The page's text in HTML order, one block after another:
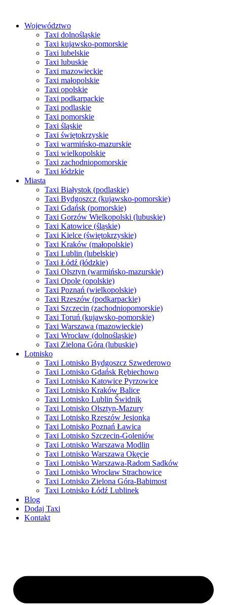
treści
Województwo
Taxi dolnośląskie
Taxi kujawsko-pomorskie
Taxi lubelskie
Taxi lubuskie
Taxi mazowieckie
Taxi małopolskie
Taxi opolskie
Taxi podkarpackie
Taxi podlaskie
Taxi pomorskie
Taxi śląskie
Taxi świętokrzyskie
Taxi warmińsko-mazurskie
Taxi wielkopolskie
Taxi zachodniopomorskie
Taxi łódzkie
Miasta
Taxi Białystok (podlaskie)
Taxi Bydgoszcz (kujawsko-pomorskie)
Taxi Gdańsk (pomorskie)
Taxi Gorzów Wielkopolski (lubuskie)
Taxi Katowice (śląskie)
Taxi Kielce (świętokrzyskie)
Taxi Kraków (małopolskie)
Taxi Lublin (lubelskie)
Taxi Łódź (łódzkie)
Taxi Olsztyn (warmińsko-mazurskie)
Taxi Opole (opolskie)
Taxi Poznań (wielkopolskie)
Taxi Rzeszów (podkarpackie)
Taxi Szczecin (zachodniopomorskie)
Taxi Toruń (kujawsko-pomorskie)
Taxi Warszawa (mazowieckie)
Taxi Wrocław (dolnośląskie)
Taxi Zielona Góra (lubuskie)
Lotnisko
Taxi Lotnisko Bydgoszcz Szwederowo
Taxi Lotnisko Gdańsk Rębiechowo
Taxi Lotnisko Katowice Pyrzowice
Taxi Lotnisko Kraków Balice
Taxi Lotnisko Lublin Świdnik
Taxi Lotnisko Olsztyn-Mazury
Taxi Lotnisko Rzeszów Jesionka
Taxi Lotnisko Poznań Ławica
Taxi Lotnisko Szczecin-Goleniów
Taxi Lotnisko Warszawa Modlin
Taxi Lotnisko Warszawa Okęcie
Taxi Lotnisko Warszawa-Radom Sadków
Taxi Lotnisko Wrocław Strachowice
Taxi Lotnisko Zielona Góra-Babimost
Taxi Lotnisko Łódź Lublinek
Blog
Dodaj Taxi
Kontakt